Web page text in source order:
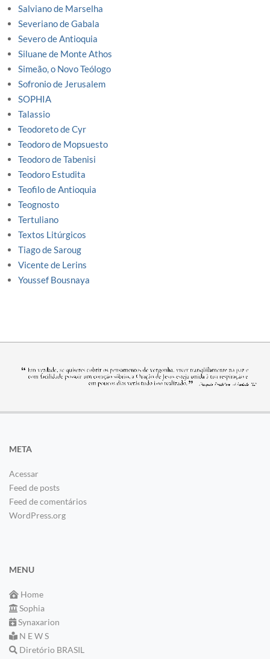
Salviano de Marselha
Severiano de Gabala
Severo de Antioquia
Siluane de Monte Athos
Simeão, o Novo Teólogo
Sofronio de Jerusalem
SOPHIA
Talassio
Teodoreto de Cyr
Teodoro de Mopsuesto
Teodoro de Tabenisi
Teodoro Estudita
Teofilo de Antioquia
Teognosto
Tertuliano
Textos Litúrgicos
Tiago de Saroug
Vicente de Lerins
Youssef Bousnaya
META
Acessar
Feed de posts
Feed de comentários
WordPress.org
MENU
Home
Sophia
Synaxarion
N E W S
Diretório BRASIL